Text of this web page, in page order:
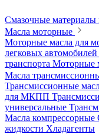
Смазочные материалы
Масла моторные
Моторные масла для
легковых автомобилей
транспорта Моторные
Масла
Трансмиссионные
для МКПП
универсальные
Масла компрессорные
жидкости Хладагенты